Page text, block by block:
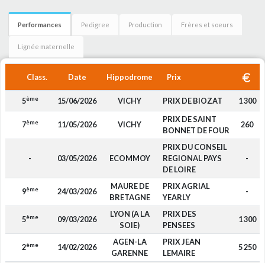
Performances Pedigree Production Frères et soeurs
Lignée maternelle
Class. Date Hippodrome Prix
5ème 15/06/2026 VICHY PRIX DE BIOZAT 1 300
7ème 11/05/2026 VICHY
PRIX DE SAINT
BONNET DE FOUR
260
- 03/05/2026 ECOMMOY
PRIX DU CONSEIL
REGIONAL PAYS
DE LOIRE
-
9ème 24/03/2026
MAURE DE
BRETAGNE
PRIX AGRIAL
YEARLY
-
5ème 09/03/2026
LYON (A LA
SOIE)
PRIX DES
PENSEES
1 300
2ème 14/02/2026
AGEN-LA
GARENNE
PRIX JEAN
LEMAIRE
5 250